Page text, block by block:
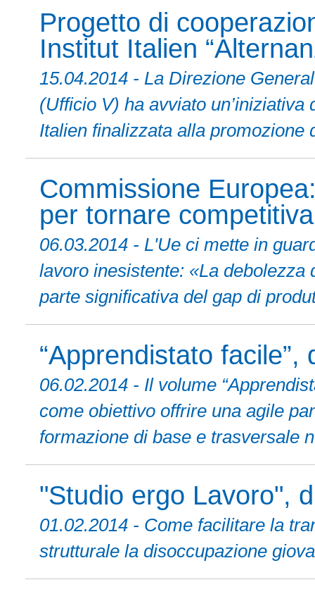
Progetto di
Institut Italien
15.04.2014 - La Direzione
(Ufficio V) ha avviato
Italien finalizzata alla promozione
Commissione
per tornare competitiva
06.03.2014 - L'Ue ci mette in
lavoro inesistente: «La debolezza
parte significativa del gap di
“Apprendistato facile”,
06.02.2014 - Il volume
come obiettivo offrire una agile
formazione di base e trasversale
"Studio ergo Lavoro",
01.02.2014 - Come facilitare la
strutturale la disoccupazione